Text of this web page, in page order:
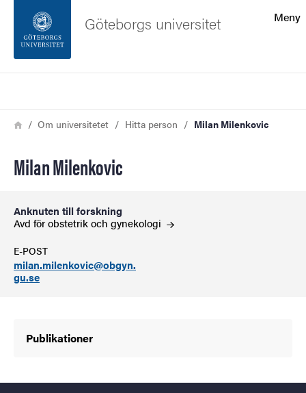
Sidfoten
Meny
Göteborgs universitet
Länkstig
HemOm universitetet Hitta person Milan Milenkovic
Milan Milenkovic
Anknuten till forskning
Avd för obstetrik och gynekologi
E-POST
milan.milenkovic@obgyn.
gu.se
Publikationer